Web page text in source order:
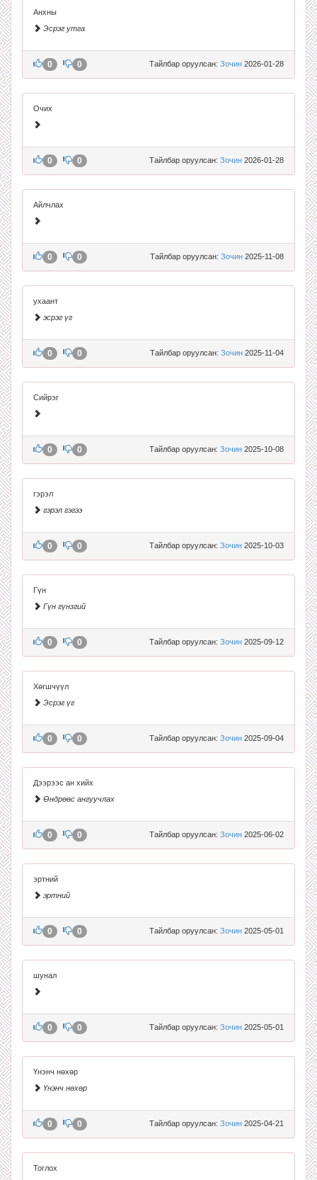
Анхны
Эсрэг утга
Тайлбар оруулсан: Зочин 2026-01-28
0 0
Очих
Тайлбар оруулсан: Зочин 2026-01-28
0 0
Айлчлах
Тайлбар оруулсан: Зочин 2025-11-08
0 0
ухаант
эсрэг үг
Тайлбар оруулсан: Зочин 2025-11-04
0 0
Сийрэг
Тайлбар оруулсан: Зочин 2025-10-08
0 0
гэрэл
гэрэл гэгээ
Тайлбар оруулсан: Зочин 2025-10-03
0 0
Гүн
Гүн гүнзгий
Тайлбар оруулсан: Зочин 2025-09-12
0 0
Хөгшчүүл
Эсрэг үг
Тайлбар оруулсан: Зочин 2025-09-04
0 0
Дээрээс ан хийх
Өндрөөс ангуучлах
Тайлбар оруулсан: Зочин 2025-06-02
0 0
эртний
эртний
Тайлбар оруулсан: Зочин 2025-05-01
0 0
шунал
Тайлбар оруулсан: Зочин 2025-05-01
0 0
Үнэнч нөхөр
Үнэнч нөхөр
Тайлбар оруулсан: Зочин 2025-04-21
0 0
Тоглох